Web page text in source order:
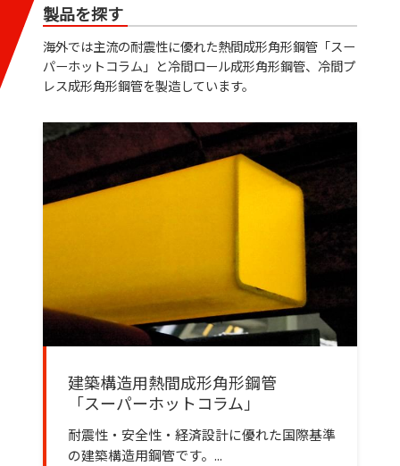
製品を探す
海外では主流の耐震性に優れた熱間成形角形鋼管「スー
パーホットコラム」と冷間ロール成形角形鋼管、冷間プ
レス成形角形鋼管を製造しています。
建築構造用熱間成形角形鋼管
「スーパーホットコラム」
耐震性・安全性・経済設計に優れた国際基準
の建築構造用鋼管です。...